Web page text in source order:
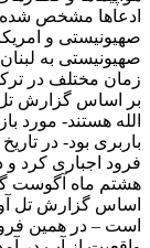
ادعاها مشخص شده
صهیونیستی و
صهیونیستی به
زمان مختلف در
بر اساس گزارش
الله هستند- مورد
فرود اجباری کرد
هشتم ماه آگوست
اساس گزارش تل
است – در همین